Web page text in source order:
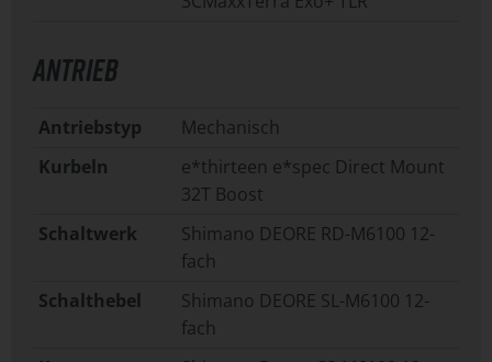
ANTRIEB
Antriebstyp
Mechanisch
Kurbeln
e*thirteen e*spec Direct Mount
32T Boost
Schaltwerk
Shimano DEORE RD-M6100 12-
fach
Schalthebel
Shimano DEORE SL-M6100 12-
fach